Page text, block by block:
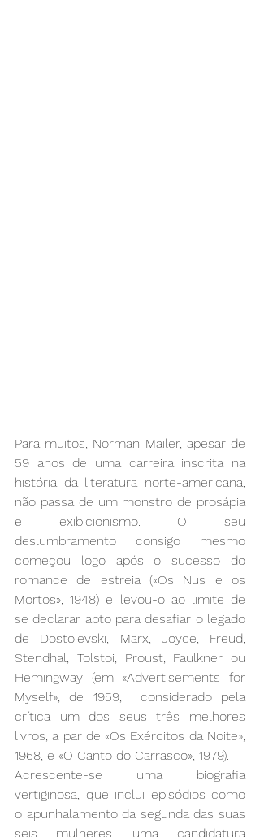
Para muitos, Norman Mailer, apesar de
59 anos de uma carreira inscrita na
história da literatura norte-americana,
não passa de um monstro de prosápia
e exibicionismo. O seu
deslumbramento consigo mesmo
começou logo após o sucesso do
romance de estreia («Os Nus e os
Mortos», 1948) e levou-o ao limite de
se declarar apto para desafiar o legado
de Dostoievski, Marx, Joyce, Freud,
Stendhal, Tolstoi, Proust, Faulkner ou
Hemingway (em «Advertisements for
Myself», de 1959,  considerado pela
crítica um dos seus três melhores
livros, a par de «Os Exércitos da Noite»,
1968, e «O Canto do Carrasco», 1979).
Acrescente-se uma biografia
vertiginosa, que inclui episódios como
o apunhalamento da segunda das suas
seis mulheres, uma candidatura